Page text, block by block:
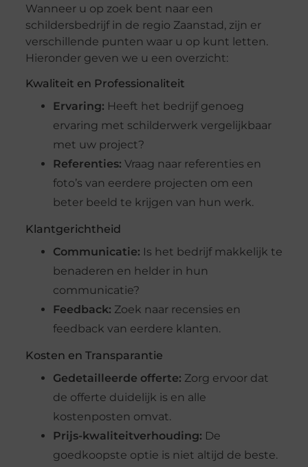
Wanneer u op zoek bent naar een
schildersbedrijf in de regio Zaanstad, zijn er
verschillende punten waar u op kunt letten.
Hieronder geven we u een overzicht:
Kwaliteit en Professionaliteit
Ervaring: Heeft het bedrijf genoeg
ervaring met schilderwerk vergelijkbaar
met uw project?
Referenties: Vraag naar referenties en
foto’s van eerdere projecten om een
beter beeld te krijgen van hun werk.
Klantgerichtheid
Communicatie: Is het bedrijf makkelijk te
benaderen en helder in hun
communicatie?
Feedback: Zoek naar recensies en
feedback van eerdere klanten.
Kosten en Transparantie
Gedetailleerde offerte: Zorg ervoor dat
de offerte duidelijk is en alle
kostenposten omvat.
Prijs-kwaliteitverhouding: De
goedkoopste optie is niet altijd de beste.